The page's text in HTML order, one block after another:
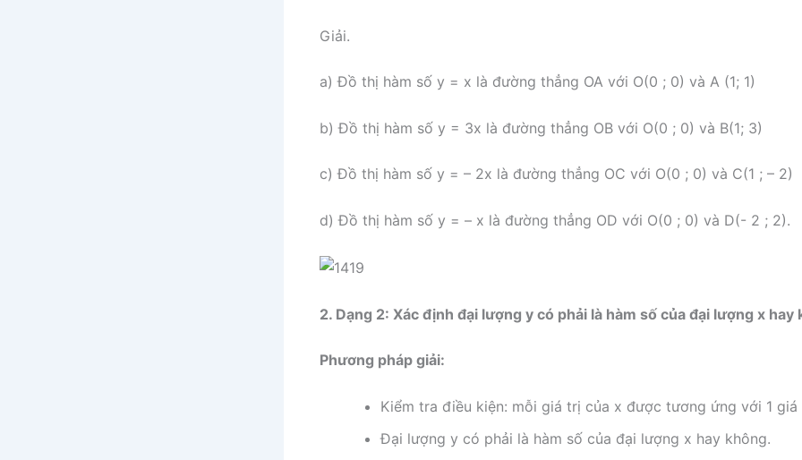
Giải.
a) Đồ thị hàm số y = x là đường thẳng OA với O(0 ; 0) và A (1; 1)
b) Đồ thị hàm số y = 3x là đường thẳng OB với O(0 ; 0) và B(1; 3)
c) Đồ thị hàm số y = – 2x là đường thẳng OC với O(0 ; 0) và C(1 ; – 2)
d) Đồ thị hàm số y = – x là đường thẳng OD với O(0 ; 0) và D(- 2 ; 2).
2. Dạng 2: Xác định đại lượng y có phải là hàm số của đại lượng x hay
Phương pháp giải:
Kiểm tra điều kiện: mỗi giá trị của x được tương ứng với 1 giá
Đại lượng y có phải là hàm số của đại lượng x hay không.